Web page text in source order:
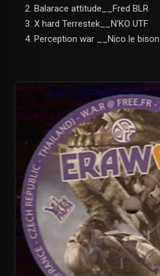
Balarace attitude__Fred BLR
X hard Terrestek__N'KO UTF
Perception war __Nico le bison